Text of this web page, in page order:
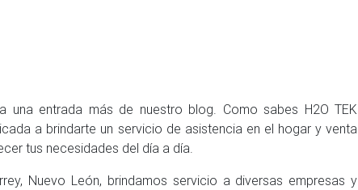
una entrada más de nuestro blog. Como sabes H2O TEK
a brindarte un servicio de asistencia en el hogar y venta
tus necesidades del día a día.
Nuevo León, brindamos servicio a diversas empresas y